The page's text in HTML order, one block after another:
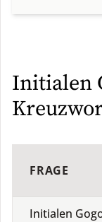
Initialen
FRAGE
Initialen